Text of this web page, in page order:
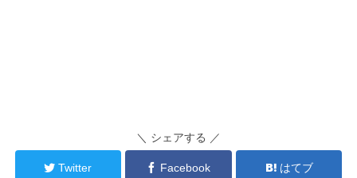
＼ シェアする ／
Twitter Facebook はてブ